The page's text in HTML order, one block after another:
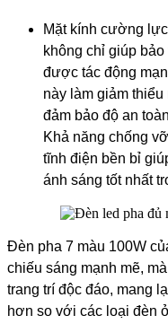
Mặt kính cường
không chỉ giúp
được tác động
này làm giảm
đảm bảo độ an
Khả năng chống
tĩnh điện bền bỉ
ánh sáng tốt nhất
Đèn pha 7 màu 100W
chiếu sáng mạnh mẽ,
trang trí độc đáo, mang
hơn so với các loại đèn